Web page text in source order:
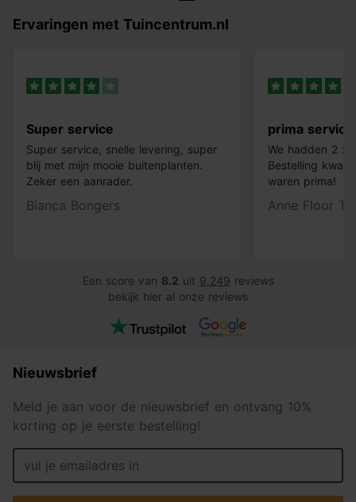
Ervaringen met Tuincentrum.nl
Super service
Super service, snelle levering, super
blij met mijn mooie buitenplanten.
Zeker een aanrader.
Bianca Bongers
prima service
We hadden 2 x
Bestelling
waren prima!
Anne Floor
Een score van 8.2 uit 9.249 reviews
bekijk hier al onze reviews
Nieuwsbrief
Meld je aan voor de nieuwsbrief en ontvang 10%
korting op je eerste bestelling!